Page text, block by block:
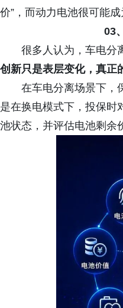
价”，而动力电池很可能
03
很多人认为，车电分
创新只是表层变化，真正
在车电分离场景下，
是在换电模式下，投保时
池状态，并评估电池剩余